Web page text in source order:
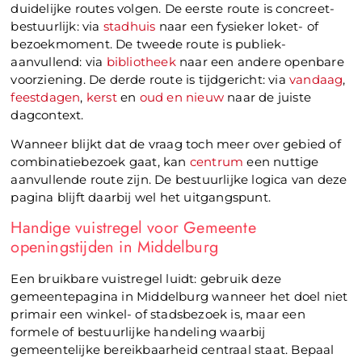
duidelijke routes volgen. De eerste route is concreet-
bestuurlijk: via stadhuis naar een fysieker loket- of
bezoekmoment. De tweede route is publiek-
aanvullend: via bibliotheeknaar een andere openbare
voorziening. De derde route is tijdgericht: viavandaag,
feestdagen, kersten oud en nieuw naar de juiste
dagcontext.
Wanneer blijkt dat de vraag toch meer over gebied of
combinatiebezoek gaat, kan centrum een nuttige
aanvullende route zijn. De bestuurlijke logica van deze
pagina blijft daarbij wel het uitgangspunt.
Handige vuistregel voor Gemeente
openingstijden in Middelburg
Een bruikbare vuistregel luidt: gebruik deze
gemeentepagina in Middelburg wanneer het doel niet
primair een winkel- of stadsbezoek is, maar een
formele of bestuurlijke handeling waarbij
gemeentelijke bereikbaarheid centraal staat. Bepaal